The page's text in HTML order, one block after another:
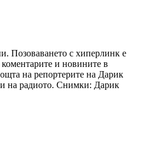
Позоваването с хиперлинк е
и новините в
на репортерите на Дарик
на радиото. Снимки: Дарик